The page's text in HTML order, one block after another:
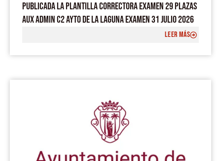
PUBLICADA LA PLANTILLA CORRECTORA EXAMEN 29 PLAZAS
AUX ADMIN C2 AYTO DE LA LAGUNA EXAMEN 31 JULIO 2026
LEER MÁS